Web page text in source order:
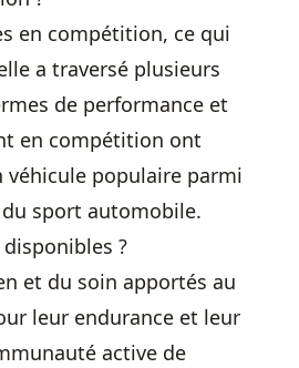
en compétition, ce qui
a traversé plusieurs
de performance et
en compétition ont
populaire parmi
sport automobile.
?
et du soin apportés au
leur endurance et leur
active de